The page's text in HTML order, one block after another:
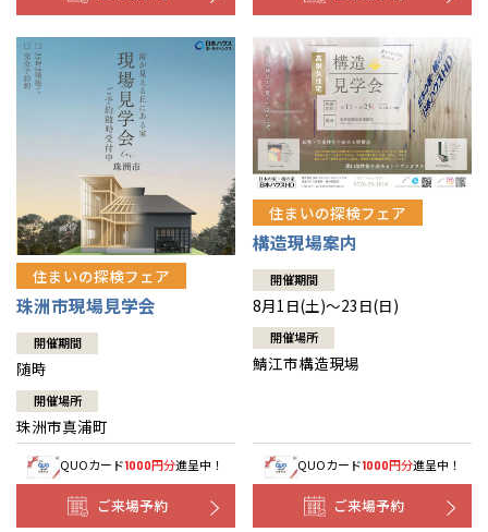
住まいの探検フェア
珠洲市現場見学会
開催期間
随時
開催場所
珠洲市真浦町
QUOカード1000円分進呈中！
ご来場予約
住まいの探検フェア
構造現場案内
開催期間
8月1日(土)～23日(日)
開催場所
鯖江市構造現場
QUOカード1000円分進呈中！
ご来場予約